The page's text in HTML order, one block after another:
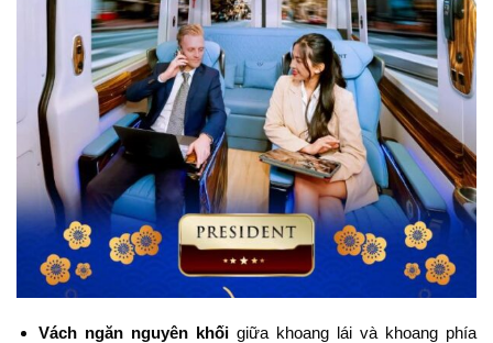
Vách ngăn nguyên khốigiữa khoang lái và khoang phía